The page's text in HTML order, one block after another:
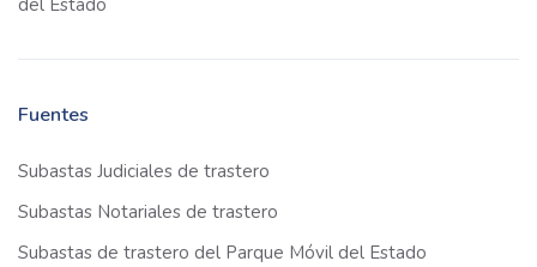
del Estado
Fuentes
Subastas Judiciales de trastero
Subastas Notariales de trastero
Subastas de trastero del Parque Móvil del Estado